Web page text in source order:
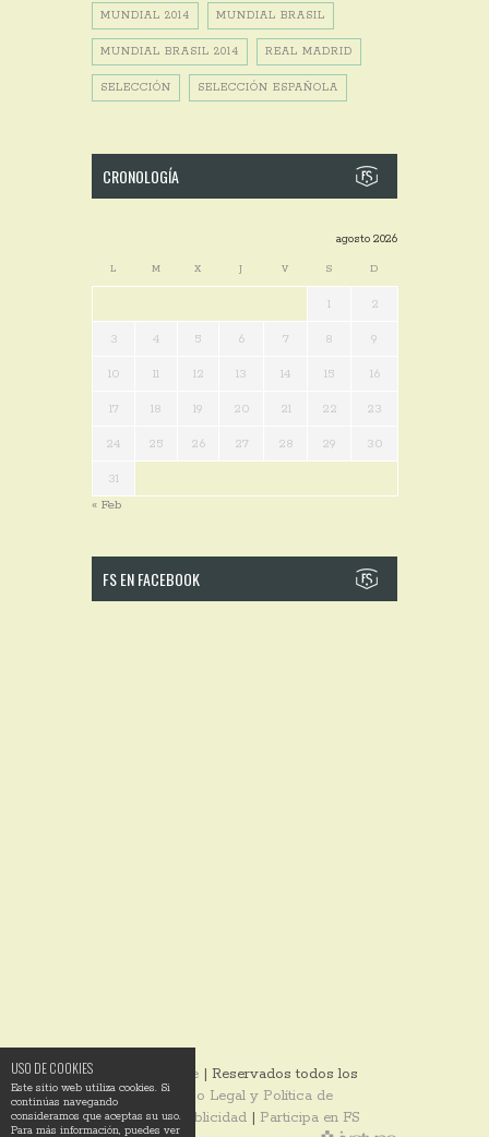
USO DE COOKIES
Este sitio web utiliza cookies. Si
continúas navegando
consideramos que aceptas su uso.
Para más información, puedes ver
MUNDIAL 2014 MUNDIAL BRASIL
MUNDIAL BRASIL 2014 REAL MADRID
SELECCIÓN SELECCIÓN ESPAÑOLA
CRONOLOGÍA
agosto 2026
L M X J V S D
1 2
3 4 5 6 7 8 9
10 11 12 13 14 15 16
17 18 19 20 21 22 23
24 25 26 27 28 29 30
31
« Feb
FS EN FACEBOOK
© 2014 Ixotype | Reservados todos los
derechos |Aviso Legal y Política de
Privacidad|Publicidad | Participa en FS